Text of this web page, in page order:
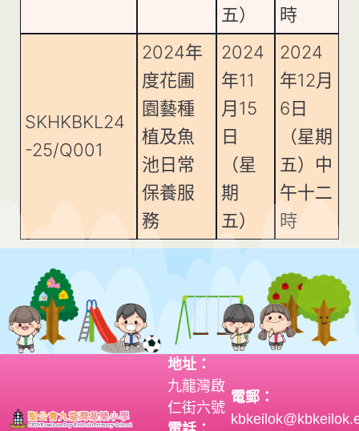
五）
時
SKHKBKL24
-25/Q001
2024年
度花圃
園藝種
植及魚
池日常
保養服
務
2024
年11
月15
日
（星
期
五）
2024
年12月
6日
（星期
五）中
午十二
時
地址：
九龍灣啟
仁街六號
電郵：